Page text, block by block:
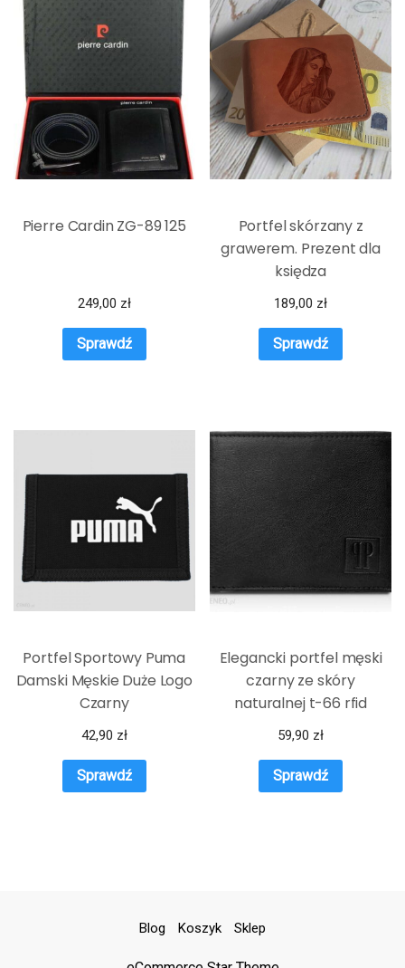
Pierre Cardin ZG-89 125
249,00 zł
Sprawdź
Portfel skórzany z
grawerem. Prezent dla
księdza
189,00 zł
Sprawdź
Portfel Sportowy Puma
Damski Męskie Duże Logo
Czarny
42,90 zł
Sprawdź
Elegancki portfel męski
czarny ze skóry
naturalnej t-66 rfid
59,90 zł
Sprawdź
Blog Koszyk Sklep